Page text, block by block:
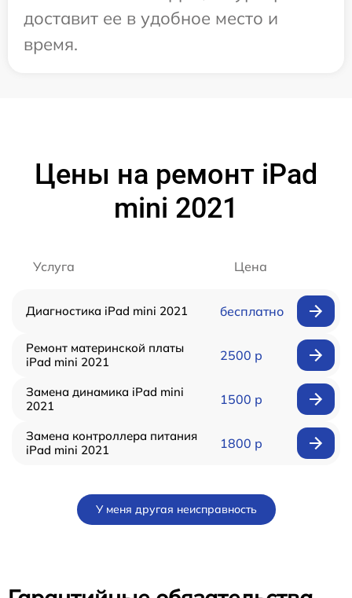
доставит ее в удобное место и
время.
Цены на ремонт iPad
mini 2021
Услуга Цена
Диагностика iPad mini 2021 бесплатно
Ремонт материнской платы
iPad mini 2021
2500 р
Замена динамика iPad mini
2021
1500 р
Замена контроллера питания
iPad mini 2021
1800 р
У меня другая неисправность